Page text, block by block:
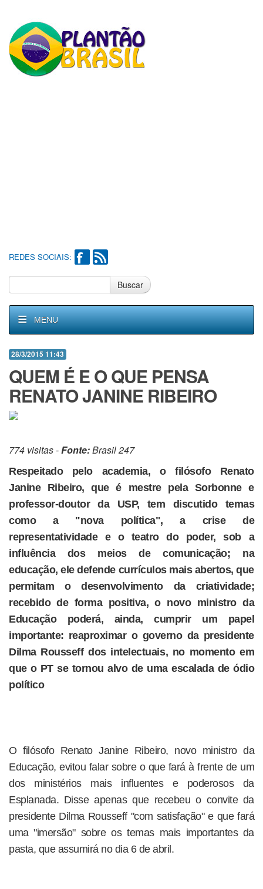
REDES SOCIAIS:
Buscar
MENU
28/3/2015 11:43
QUEM É E O QUE PENSA
RENATO JANINE RIBEIRO
774 visitas -Fonte:Brasil 247
Respeitado pelo academia, o filósofo Renato
Janine Ribeiro, que é mestre pela Sorbonne e
professor-doutor da USP, tem discutido temas
como a "nova política", a crise de
representatividade e o teatro do poder, sob a
influência dos meios de comunicação; na
educação, ele defende currículos mais abertos, que
permitam o desenvolvimento da criatividade;
recebido de forma positiva, o novo ministro da
Educação poderá, ainda, cumprir um papel
importante: reaproximar o governo da presidente
Dilma Rousseff dos intelectuais, no momento em
que o PT se tornou alvo de uma escalada de ódio
político
O filósofo Renato Janine Ribeiro, novo ministro da
Educação, evitou falar sobre o que fará à frente de um
dos ministérios mais influentes e poderosos da
Esplanada. Disse apenas que recebeu o convite da
presidente Dilma Rousseff "com satisfação" e que fará
uma "imersão" sobre os temas mais importantes da
pasta, que assumirá no dia 6 de abril.